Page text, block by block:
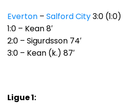
Everton – Salford City3:0 (1:0)
1:0 – Kean 8′
2:0 – Sigurdsson 74′
3:0 – Kean (k.) 87′
Ligue 1: